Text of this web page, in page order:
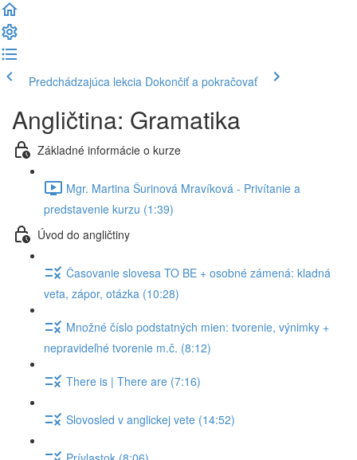
Predchádzajúca lekcia Dokončiť a pokračovať
Angličtina: Gramatika
Základné informácie o kurze
Mgr. Martina Šurinová Mravíková - Privítanie a
predstavenie kurzu (1:39)
Úvod do angličtiny
Časovanie slovesa TO BE + osobné zámená: kladná
veta, zápor, otázka (10:28)
Množné číslo podstatných mien: tvorenie, výnimky +
nepravideľné tvorenie m.č. (8:12)
There is | There are (7:16)
Slovosled v anglickej vete (14:52)